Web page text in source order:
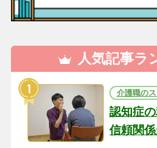
人気記事ラ
介護職の
認知症
信頼関